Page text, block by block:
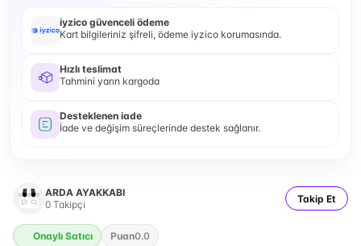
iyzico güvenceli ödeme
Kart bilgileriniz şifreli, ödeme iyzico korumasında.
Hızlı teslimat
Tahmini yarın kargoda
Desteklenen iade
İade ve değişim süreçlerinde destek sağlanır.
ARDA AYAKKABI
0 Takipçi Takip Et
Onaylı Satıcı Puan0.0